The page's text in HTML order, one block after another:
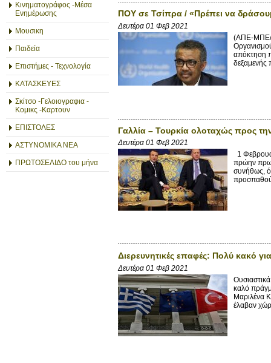
Κινηματογράφος -Μέσα
Ενημέρωσης
Μουσικη
Παιδεία
Επιστήμες - Τεχνολογία
ΚΑΤΑΣΚΕΥΕΣ
Σκίτσο -Γελοιογραφια -
Κομικς -Καρτουν
ΕΠΙΣΤΟΛΕΣ
ΑΣΤΥΝΟΜΙΚΑ ΝΕΑ
ΠΡΩΤΟΣΕΛΙΔΟ του μήνα
ΠΟΥ σε Τσίπρα / «Πρέπει να
Δευτέρα 01 Φεβ 2021
(ΑΠΕ-ΜΠΕ/
απόκτηση
δεξαμενής
Γαλλία – Τουρκία ολοταχώς προς
Δευτέρα 01 Φεβ 2021
1
πρώην
συνήθως,
Διερευνητικές επαφές: Πολύ κακό
Δευτέρα 01 Φεβ 2021
καλό
Μαριλένα
έλαβαν